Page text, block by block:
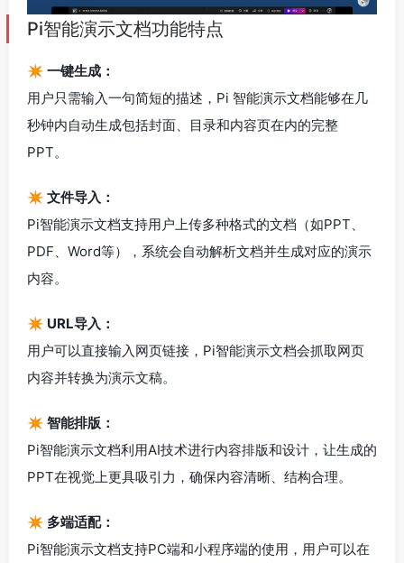
Pi智能演示文档功能特点
✴️ 一键生成：
用户只需输入一句简短的描述，Pi 智能演示文档能够在几
秒钟内自动生成包括封面、目录和内容页在内的完整
PPT。
✴️ 文件导入：
Pi智能演示文档支持用户上传多种格式的文档（如PPT、
PDF、Word等），系统会自动解析文档并生成对应的演示
内容。
✴️ URL导入：
用户可以直接输入网页链接，Pi智能演示文档会抓取网页
内容并转换为演示文稿。
✴️ 智能排版：
Pi智能演示文档利用AI技术进行内容排版和设计，让生成的
PPT在视觉上更具吸引力，确保内容清晰、结构合理。
✴️ 多端适配：
Pi智能演示文档支持PC端和小程序端的使用，用户可以在